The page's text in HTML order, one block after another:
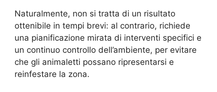
Naturalmente, non si tratta di un risultato
ottenibile in tempi brevi: al contrario, richiede
una pianificazione mirata di interventi specifici e
un continuo controllo dell’ambiente, per evitare
che gli animaletti possano ripresentarsi e
reinfestare la zona.